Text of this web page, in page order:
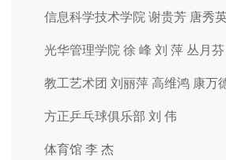
信息科学技术学院 谢贵芳 唐秀
光华管理学院 徐 峰 刘 萍 丛月芬
教工艺术团 刘丽萍 高维鸿 康万
方正乒乓球俱乐部 刘 伟
体育馆 李 杰